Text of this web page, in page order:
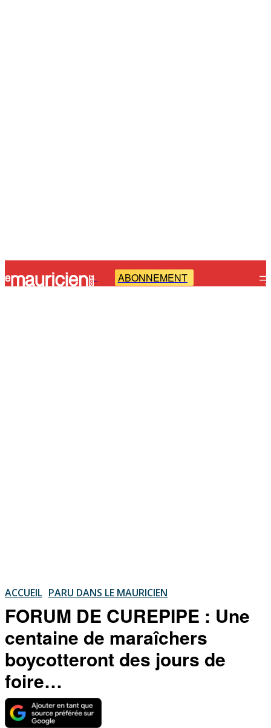
- ABONNEMENT
ACCUEIL PARU DANS LE MAURICIEN
FORUM DE CUREPIPE : Une
centaine de maraîchers
boycotteront des jours de
foire…